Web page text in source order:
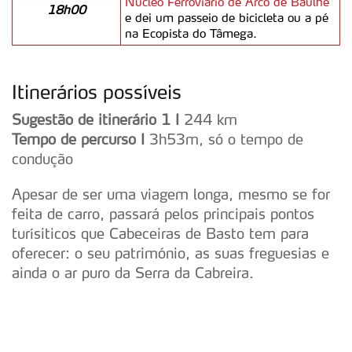
Adicionalmente partilhamos informação, relativa à sua
utilização do nosso site de publicidade e de análise, com
parceiros e organizações na UE e em países terceiros.
O ACP garantirá que as transferências internacionais de
dados pessoais serão realizadas apenas com o seu
consentimento e quando tal se afigure estritamente
necessário no contexto dos serviços a prestar.
tecnologias similares pode ter impacto na sua
experiência de navegação no Website e nos serviços
disponibilizados.
Consulte a política de cookies do site.
18h00
e dei um passeio de bicicleta ou a pé
na Ecopista do Tâmega.
Itinerários possíveis
Sugestão de itinerário 1 I 244 km
Tempo de percurso I 3h53m, só o tempo de
condução
Apesar de ser uma viagem longa, mesmo se for
feita de carro, passará pelos principais pontos
turísiticos que Cabeceiras de Basto tem para
oferecer: o seu património, as suas freguesias e
ainda o ar puro da Serra da Cabreira.